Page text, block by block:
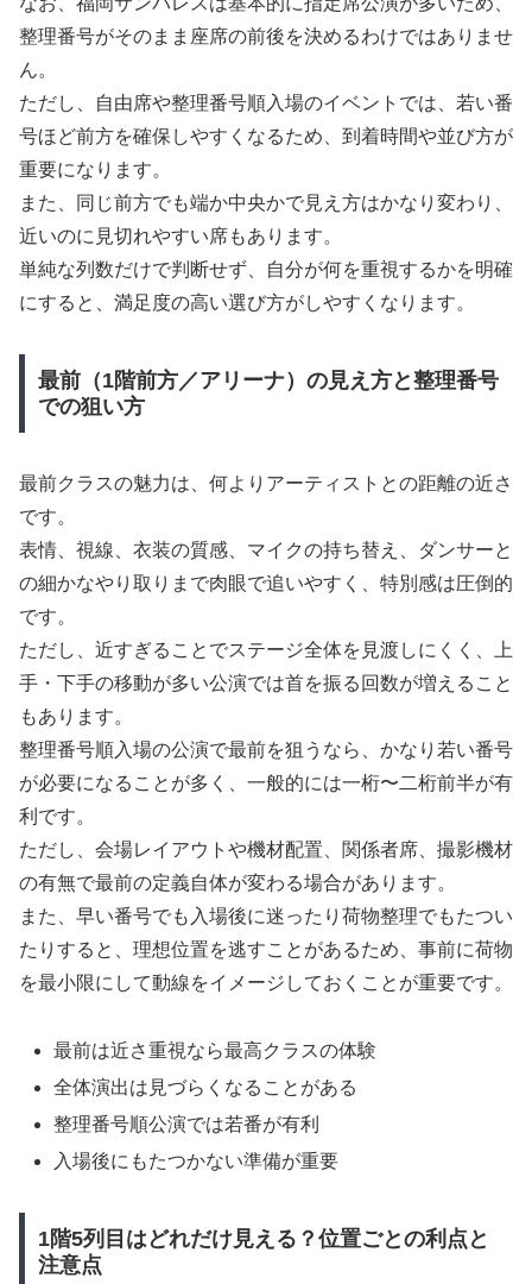
整理番号がそのまま座席の前後を決めるわけではありませ
ん。
ただし、自由席や整理番号順入場のイベントでは、若い番
号ほど前方を確保しやすくなるため、到着時間や並び方が
重要になります。
また、同じ前方でも端か中央かで見え方はかなり変わり、
近いのに見切れやすい席もあります。
単純な列数だけで判断せず、自分が何を重視するかを明確
にすると、満足度の高い選び方がしやすくなります。
最前（1階前方／アリーナ）の見え方と整理番号
での狙い方
最前クラスの魅力は、何よりアーティストとの距離の近さ
です。
表情、視線、衣装の質感、マイクの持ち替え、ダンサーと
の細かなやり取りまで肉眼で追いやすく、特別感は圧倒的
です。
ただし、近すぎることでステージ全体を見渡しにくく、上
手・下手の移動が多い公演では首を振る回数が増えること
もあります。
整理番号順入場の公演で最前を狙うなら、かなり若い番号
が必要になることが多く、一般的には一桁〜二桁前半が有
利です。
ただし、会場レイアウトや機材配置、関係者席、撮影機材
の有無で最前の定義自体が変わる場合があります。
また、早い番号でも入場後に迷ったり荷物整理でもたつい
たりすると、理想位置を逃すことがあるため、事前に荷物
を最小限にして動線をイメージしておくことが重要です。
最前は近さ重視なら最高クラスの体験
全体演出は見づらくなることがある
整理番号順公演では若番が有利
入場後にもたつかない準備が重要
1階5列目はどれだけ見える？位置ごとの利点と
注意点